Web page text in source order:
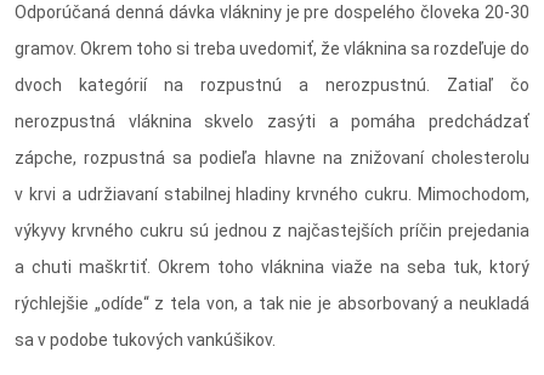
Odporúčaná denná dávka vlákniny je pre dospelého človeka 20-30
gramov. Okrem toho si treba uvedomiť, že vláknina sa rozdeľuje do
dvoch kategórií na rozpustnú a nerozpustnú. Zatiaľ čo
nerozpustná vláknina skvelo zasýti a pomáha predchádzať
zápche, rozpustná sa podieľa hlavne na znižovaní cholesterolu
v krvi a udržiavaní stabilnej hladiny krvného cukru. Mimochodom,
výkyvy krvného cukru sú jednou z najčastejších príčin prejedania
a chuti maškrtiť. Okrem toho vláknina viaže na seba tuk, ktorý
rýchlejšie „odíde“ z tela von, a tak nie je absorbovaný a neukladá
sa v podobe tukových vankúšikov.